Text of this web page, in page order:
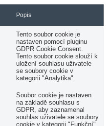
Popis
Tento soubor cookie je
nastaven pomocí pluginu
GDPR Cookie Consent.
Tento soubor cookie slouží k
uložení souhlasu uživatele
se soubory cookie v
kategorii "Analytika".
Soubor cookie je nastaven
na základě souhlasu s
GDPR, aby zaznamenal
souhlas uživatele se soubory
cookie v kategorii "Funkční".